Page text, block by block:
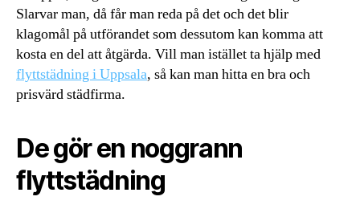
Slarvar man, då får man reda på det och det blir
klagomål på utförandet som dessutom kan komma att
kosta en del att åtgärda. Vill man istället ta hjälp med
flyttstädning i Uppsala, så kan man hitta en bra och
prisvärd städfirma.
De gör en noggrann
flyttstädning